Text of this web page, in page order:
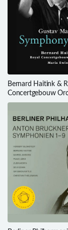
Bernard Haitink &
Concertgebouw
Mahler Symphony